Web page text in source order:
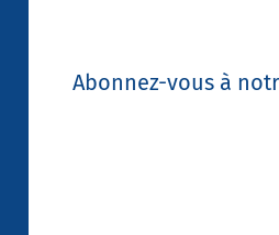
Abonnez-vous à